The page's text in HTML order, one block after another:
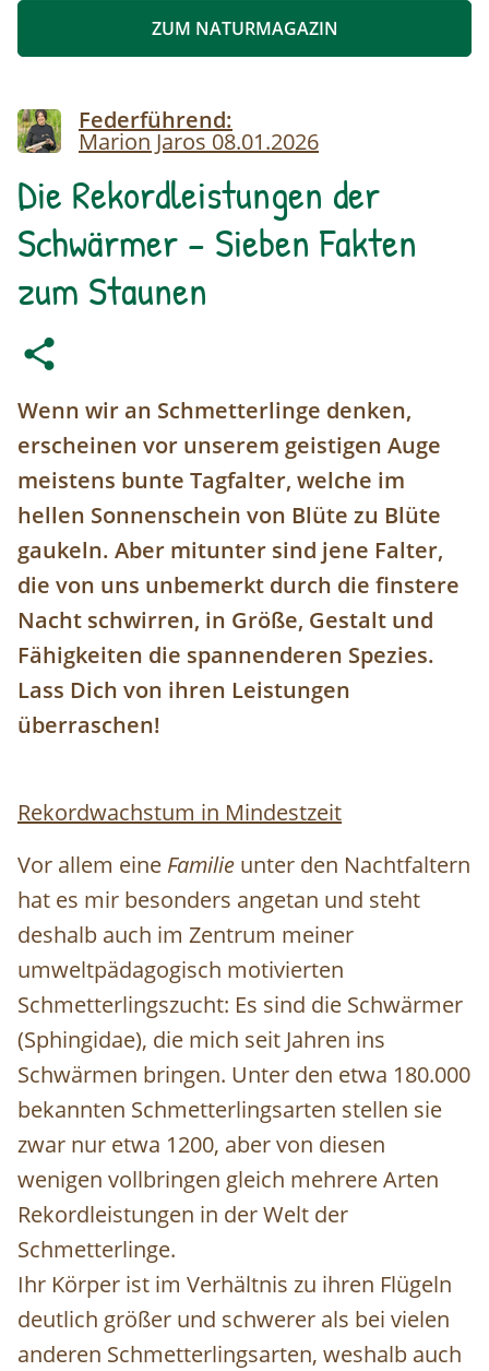
ZUM NATURMAGAZIN
ImageFederführend:
Marion Jaros 08.01.2026
Die Rekordleistungen der
Schwärmer – Sieben Fakten
zum Staunen
Wenn wir an Schmetterlinge denken,
erscheinen vor unserem geistigen Auge
meistens bunte Tagfalter, welche im
hellen Sonnenschein von Blüte zu Blüte
gaukeln. Aber mitunter sind jene Falter,
die von uns unbemerkt durch die finstere
Nacht schwirren, in Größe, Gestalt und
Fähigkeiten die spannenderen Spezies.
Lass Dich von ihren Leistungen
überraschen!
Rekordwachstum in Mindestzeit
Vor allem eine Familie unter den Nachtfaltern
hat es mir besonders angetan und steht
deshalb auch im Zentrum meiner
umweltpädagogisch motivierten
Schmetterlingszucht: Es sind die Schwärmer
(Sphingidae), die mich seit Jahren ins
Schwärmen bringen. Unter den etwa 180.000
bekannten Schmetterlingsarten stellen sie
zwar nur etwa 1200, aber von diesen
wenigen vollbringen gleich mehrere Arten
Rekordleistungen in der Welt der
Schmetterlinge.
Ihr Körper ist im Verhältnis zu ihren Flügeln
deutlich größer und schwerer als bei vielen
anderen Schmetterlingsarten, weshalb auch